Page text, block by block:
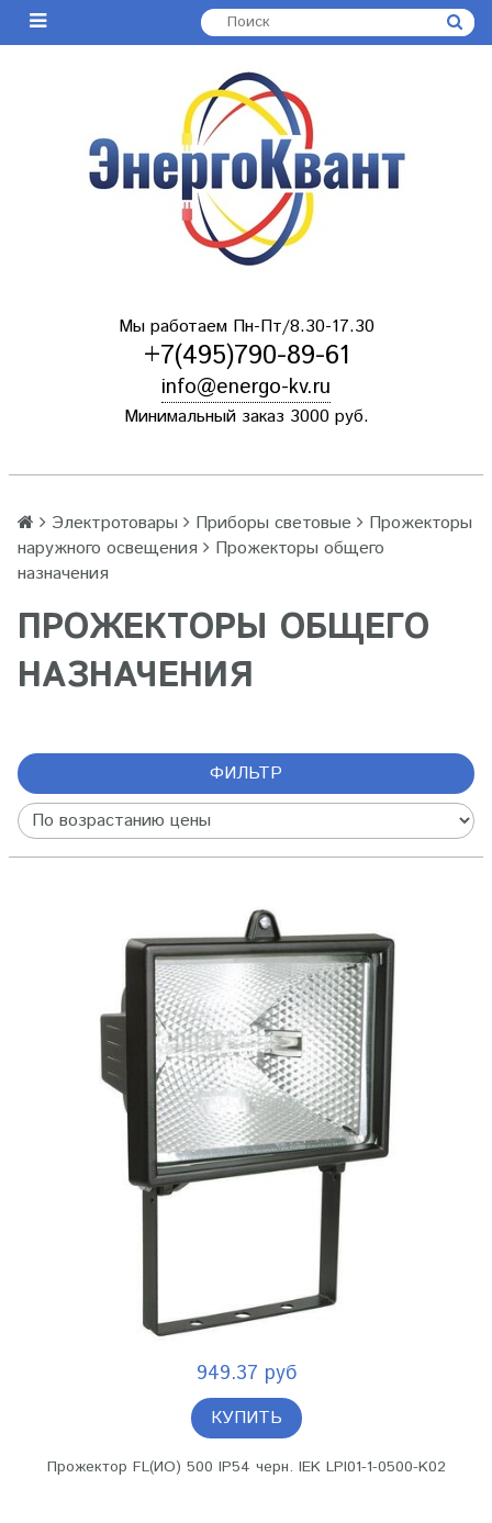
Мы работаем Пн-Пт/8.30-17.30
+7(495)790-89-61
info@energo-kv.ru
Минимальный заказ 3000 руб.
Электротовары Приборы световые
Прожекторы
наружного освещения
Прожекторы общего
назначения
ПРОЖЕКТОРЫ ОБЩЕГО
НАЗНАЧЕНИЯ
ФИЛЬТР
949.37 руб
КУПИТЬ
Прожектор FL(ИО) 500 IP54 черн. IEK LPI01-1-0500-K02